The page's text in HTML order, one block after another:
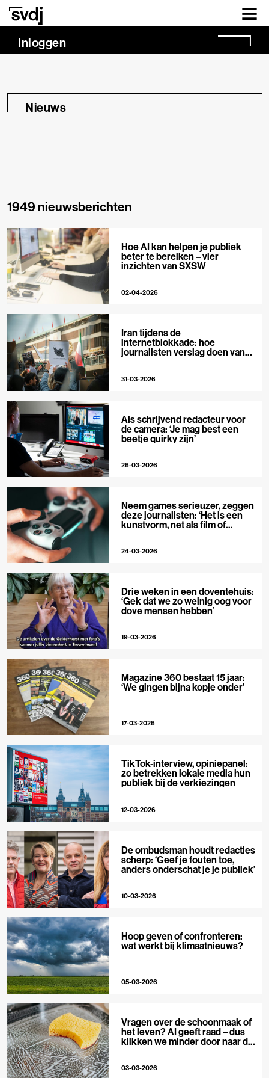
Naar hoofdinhoud
Inloggen
Nieuws
1949 nieuwsberichten
Hoe AI kan helpen je publiek
beter te bereiken – vier
inzichten van SXSW
02-04-2026
Iran tijdens de
internetblokkade: hoe
journalisten verslag doen van
31-03-2026
Als schrijvend redacteur voor
de camera: ‘Je mag best een
beetje quirky zijn’
26-03-2026
Neem games serieuzer, zeggen
deze journalisten: ‘Het is een
kunstvorm, net als film of
24-03-2026
Drie weken in een doventehuis:
‘Gek dat we zo weinig oog voor
dove mensen hebben’
19-03-2026
Magazine 360 bestaat 15 jaar:
‘We gingen bijna kopje onder’
17-03-2026
TikTok-interview, opiniepanel:
zo betrekken lokale media hun
publiek bij de verkiezingen
12-03-2026
De ombudsman houdt redacties
scherp: ‘Geef je fouten toe,
anders onderschat je je publiek’
10-03-2026
Hoop geven of confronteren:
wat werkt bij klimaatnieuws?
05-03-2026
Vragen over de schoonmaak of
het leven? AI geeft raad – dus
klikken we minder door naar de
03-03-2026